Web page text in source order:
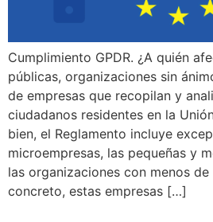
Cumplimiento GPDR. ¿A quién
públicas, organizaciones sin
de empresas que recopilan y
ciudadanos residentes en la
bien, el Reglamento incluye
microempresas, las pequeñas y
las organizaciones con menos
concreto, estas empresas […]